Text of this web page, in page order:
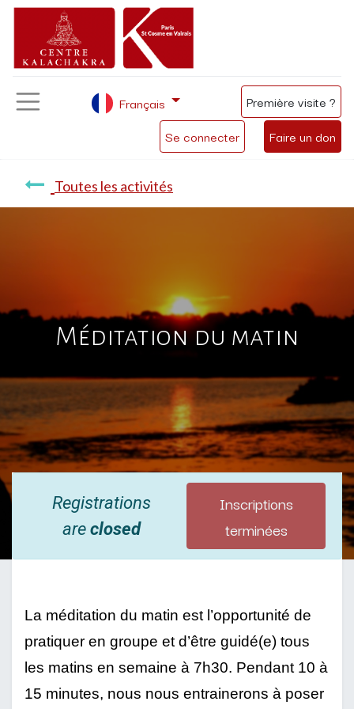
Se connecter Faire un don
Français Première visite ?
Toutes les activités
Méditation du matin
Registrations
areclosed
Inscriptions
terminées
La méditation du matin est l’opportunité de
pratiquer en groupe et d’être guidé(e) tous
les matins en semaine à 7h30. Pendant 10 à
15 minutes, nous nous entrainerons à poser